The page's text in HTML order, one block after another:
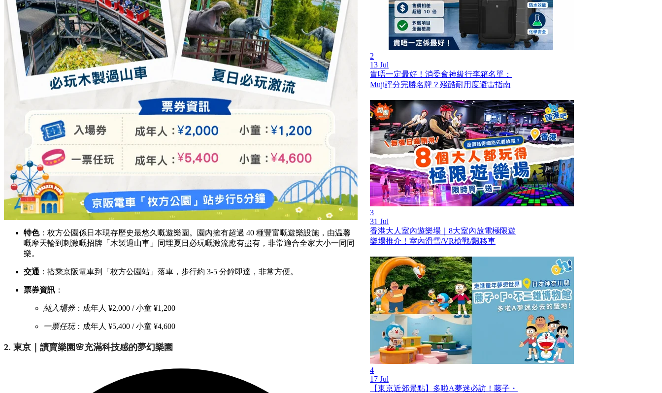
特色：枚方公園係日本現存歷史最悠久嘅遊樂園。園內擁有超過 40 種豐富嘅遊樂設施，由温馨
嘅摩天輪到刺激嘅招牌「木製過山車」同埋夏日必玩嘅激流應有盡有，非常適合全家大小一同同
樂。
交通 ：搭乘京阪電車到「枚方公園站」落車，步行約 3-5 分鐘即達，非常方便。
票券資訊 ：
純入場券：成年人 ¥2,000 / 小童 ¥1,200
一票任玩：成年人 ¥5,400 / 小童 ¥4,600
2. 東京｜讀賣樂園🌸充滿科技感的夢幻樂園
2
13 Jul
貴唔一定最好！消委會神級行李箱名單：
Muji評分完勝名牌？殘酷耐用度避雷指南
3
31 Jul
香港大人室內遊樂場｜8大室內放電極限遊
樂場推介！室內滑雪/VR槍戰/飄移車
4
17 Jul
【東京近郊景點】多啦A夢迷必訪！藤子・